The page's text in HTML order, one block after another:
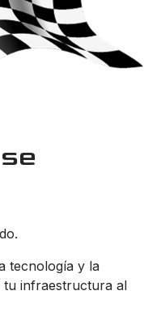
tecnología y la
tu infraestructura al